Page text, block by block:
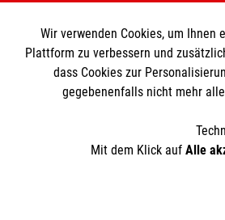
Impressum
Datenschutz
Barrierefreiheit
Wir verwenden Cookies, um
Plattform zu verbessern und
dass Cookies zur
gegebenenfalls nicht mehr
Mit dem Klick auf Alle